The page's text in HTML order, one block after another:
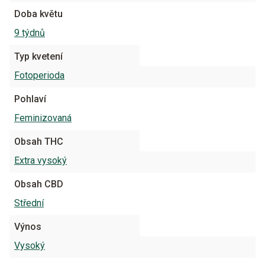
Doba květu
9 týdnů
Typ kvetení
Fotoperioda
Pohlaví
Feminizovaná
Obsah THC
Extra vysoký
Obsah CBD
Střední
Výnos
Vysoký